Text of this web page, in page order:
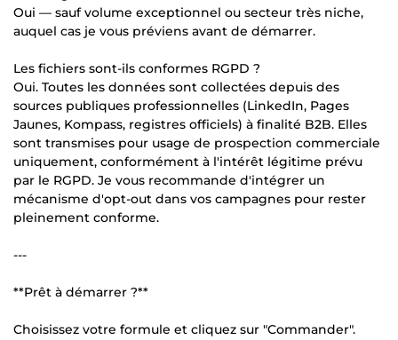
Oui — sauf volume exceptionnel ou secteur très niche,
auquel cas je vous préviens avant de démarrer.
Les fichiers sont-ils conformes RGPD ?
Oui. Toutes les données sont collectées depuis des
sources publiques professionnelles (LinkedIn, Pages
Jaunes, Kompass, registres officiels) à finalité B2B. Elles
sont transmises pour usage de prospection commerciale
uniquement, conformément à l'intérêt légitime prévu
par le RGPD. Je vous recommande d'intégrer un
mécanisme d'opt-out dans vos campagnes pour rester
pleinement conforme.
---
**Prêt à démarrer ?**
Choisissez votre formule et cliquez sur "Commander".